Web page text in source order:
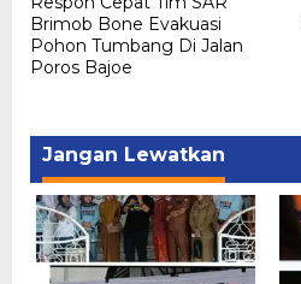
pos
Brimob Bone Evakuasi
Pohon Tumbang Di Jalan
Poros Bajoe
Jangan Lewatkan